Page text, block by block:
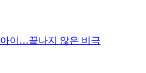
이…끝나지 않은 비극